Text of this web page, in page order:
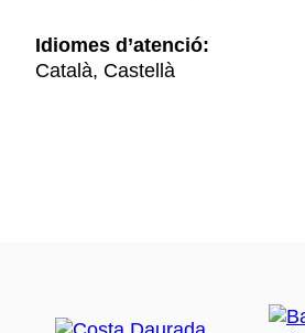
Idiomes d’atenció:
Català, Castellà